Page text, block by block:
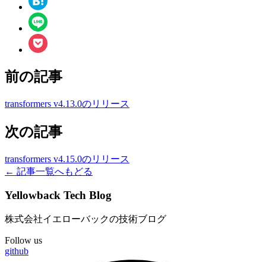
前の記事
transformers v4.13.0のリリース
次の記事
transformers v4.15.0のリリース
← 記事一覧へもどる
Yellowback Tech Blog
株式会社イエローバックの技術ブログ
Follow us
github